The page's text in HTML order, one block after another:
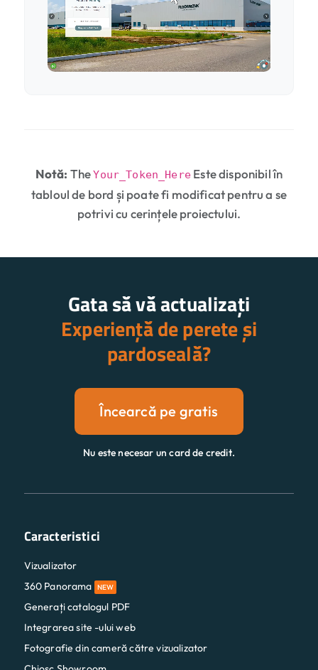
Notă: TheYour_Token_Here Este disponibil în
tabloul de bord și poate fi modificat pentru a se
potrivi cu cerințele proiectului.
Gata să vă actualizați
Experiență de perete și
pardoseală?
Încearcă pe gratis
Nu este necesar un card de credit.
Caracteristici
Vizualizator
360 Panorama
NEW
Generați catalogul PDF
Integrarea site -ului web
Fotografie din cameră către vizualizator